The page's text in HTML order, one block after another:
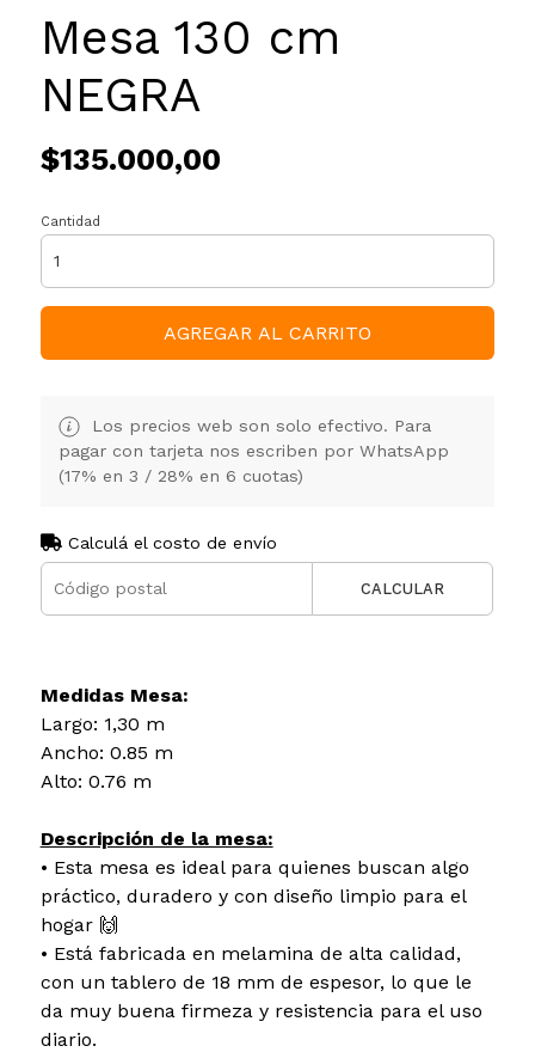
Mesa 130 cm
NEGRA
$135.000,00
Cantidad
AGREGAR AL CARRITO
Los precios web son solo efectivo. Para
pagar con tarjeta nos escriben por WhatsApp
(17% en 3 / 28% en 6 cuotas)
Calculá el costo de envío
CALCULAR
Medidas Mesa:
Largo: 1,30 m
Ancho: 0.85 m
Alto: 0.76 m
Descripción de la mesa:
• Esta mesa es ideal para quienes buscan algo
práctico, duradero y con diseño limpio para el
hogar 🙌
• Está fabricada en melamina de alta calidad,
con un tablero de 18 mm de espesor, lo que le
da muy buena firmeza y resistencia para el uso
diario.